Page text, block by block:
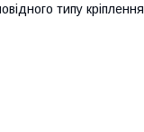
типу кріплення